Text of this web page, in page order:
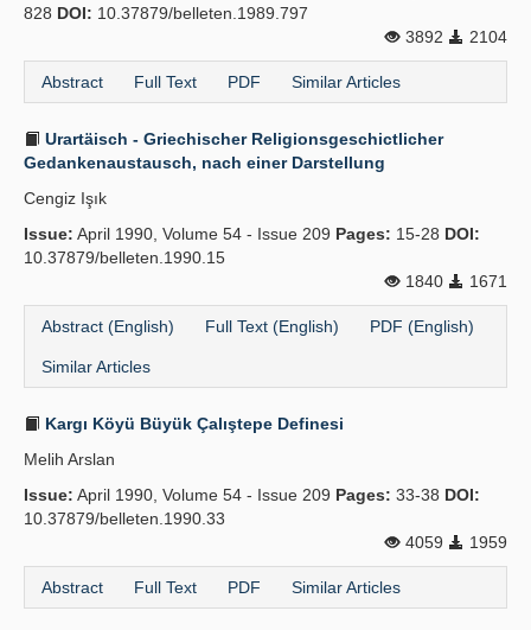
828 DOI: 10.37879/belleten.1989.797
3892
2104
Abstract Full Text PDF Similar Articles
Urartäisch - Griechischer Religionsgeschictlicher
Gedankenaustausch, nach einer Darstellung
Cengiz Işık
Issue: April 1990, Volume 54 - Issue 209 Pages: 15-28 DOI:
10.37879/belleten.1990.15
1840
1671
Abstract (English) Full Text (English) PDF (English)
Similar Articles
Kargı Köyü Büyük Çalıştepe Definesi
Melih Arslan
Issue: April 1990, Volume 54 - Issue 209 Pages: 33-38 DOI:
10.37879/belleten.1990.33
4059
1959
Abstract Full Text PDF Similar Articles